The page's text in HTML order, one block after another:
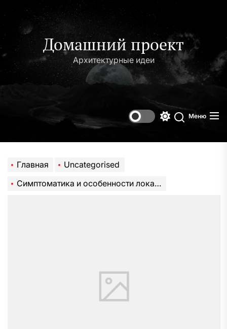
содержимому
Домашний проект
Архитектурные идеи
Поиск
Меню
Главная
Uncategorised
Симптоматика и особенности локализации липом на теле